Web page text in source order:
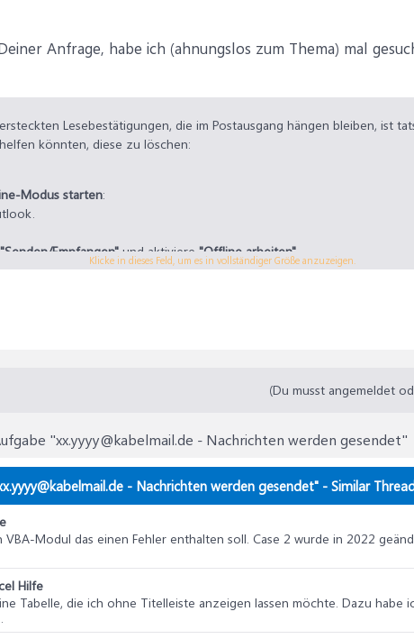
Anfrage, habe ich (ahnungslos zum Thema) mal
Lesebestätigungen, die im Postausgang hängen bleiben, ist
könnten, diese zu löschen:
Modus starten:
"Senden/Empfangen" und aktiviere "Offline arbeiten"
den Postausgang und versuche, die Lesebestätigungen zu löschen.
du den Offline-Modus wieder deaktivieren.
gedrückt und starte Outlook. Es öffnet sich im
Postausgang und lösche die Lesebestätigungen.
deinem PC nach (meist unter C:\Programme\Microsoft Office\<Office-
Datei und wähle deine PST-Datei (Outlook-Datendatei) aus. Diese
> Datendateien.
Reparatur und versuche anschließend, die Lesebestätigungen zu
Tool von der offiziellen Microsoft-Website herunter.
Klicke in dieses Feld, um es in vollständiger Größe anzuzeigen.
(Du musst angemeldet
"xx.yyyy@kabelmail.de - Nachrichten werden gesendet"
- Nachrichten werden gesendet" - Similar
VBA-Modul das einen Fehler enthalten soll. Case 2 wurde in 2022
Hilfe
Tabelle, die ich ohne Titelleiste anzeigen lassen möchte. Dazu habe